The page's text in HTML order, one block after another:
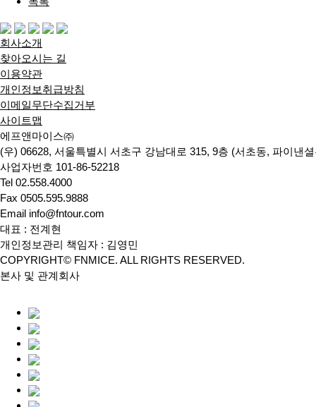
회사소개
찾아오시는 길
이용약관
개인정보취급방침
이메일무단수집거부
사이트맵
에프앤마이스㈜
(우) 06628, 서울특별시 서초구 강남대로 315, 9층 (서초동, 파이낸
사업자번호 101-86-52218
Tel 02.558.4000
Fax 0505.595.9888
Email info@fntour.com
대표 : 전계현
개인정보관리 책임자 : 김영민
COPYRIGHT© FNMICE. ALL RIGHTS RESERVED.
본사 및 관계회사